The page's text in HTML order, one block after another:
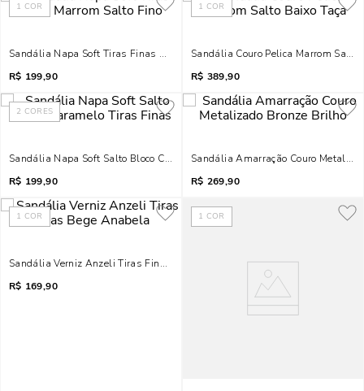
1 COR
Sandália Napa Soft Tiras Finas Marrom Salto Fino
R$ 199,90
1 COR
Sandália Couro Pelica Marrom Salto
R$ 389,90
2 CORES
Sandália Napa Soft Salto Bloco Caramelo Tiras Finas
R$ 199,90
Sandália Amarração Couro
R$ 269,90
1 COR
Sandália Verniz Anzeli Tiras Finas Bege Anabela
R$ 169,90
1 COR